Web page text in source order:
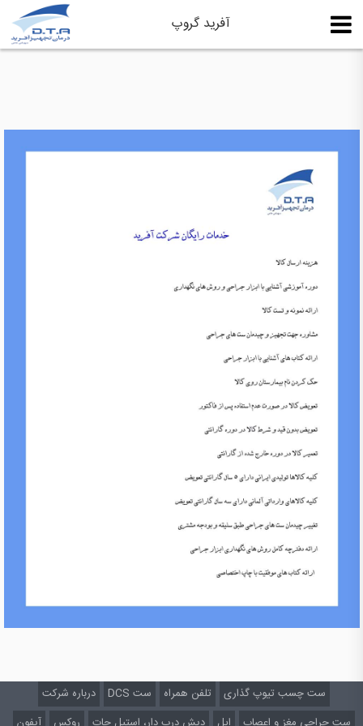
آفرید گروپ
ست چسب تیوپ گذاری تلفن همراه ست DCS
درباره شرکت
ست جراحی مغز و اعصاب
اپل دیش درب دار، استیل جات روکس آیفون